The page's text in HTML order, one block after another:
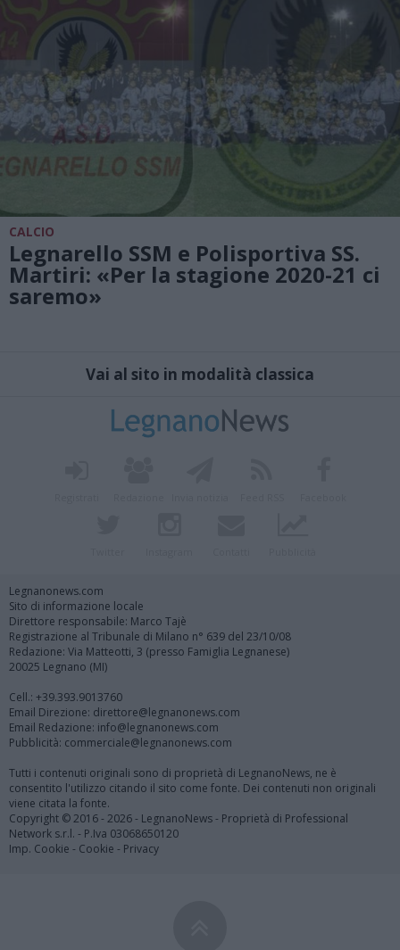
CALCIO
Legnarello SSM e Polisportiva SS.
Martiri: «Per la stagione 2020-21 ci
saremo»
Vai al sito in modalità classica
Legnanonews.com
Sito di informazione locale
Direttore responsabile: Marco Tajè
Registrazione al Tribunale di Milano n° 639 del 23/10/08
Redazione: Via Matteotti, 3 (presso Famiglia Legnanese)
20025 Legnano (MI)
Cell.: +39.393.9013760
Email Direzione: direttore@legnanonews.com
Email Redazione: info@legnanonews.com
Pubblicità: commerciale@legnanonews.com
Tutti i contenuti originali sono di proprietà di LegnanoNews, ne è
consentito l'utilizzo citando il sito come fonte. Dei contenuti non originali
viene citata la fonte.
Copyright © 2016 - 2026 - LegnanoNews - Proprietà di Professional
Network s.r.l. - P.Iva 03068650120
Imp. Cookie - Cookie - Privacy